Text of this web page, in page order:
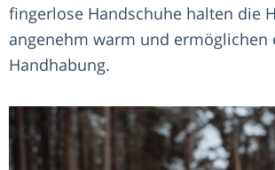
fingerlose Handschuhe halten die
angenehm warm und ermöglichen
Handhabung.